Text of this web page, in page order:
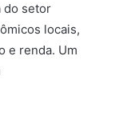
do setor
locais,
e renda. Um